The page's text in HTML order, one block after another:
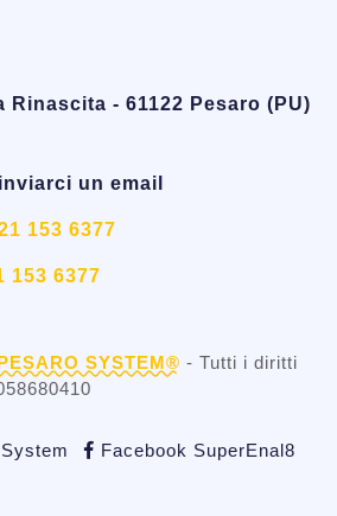
Rinascita - 61122 Pesaro (PU)
un email
153 6377
153 6377
SYSTEM® - Tutti i diritti
Facebook SuperEnal8